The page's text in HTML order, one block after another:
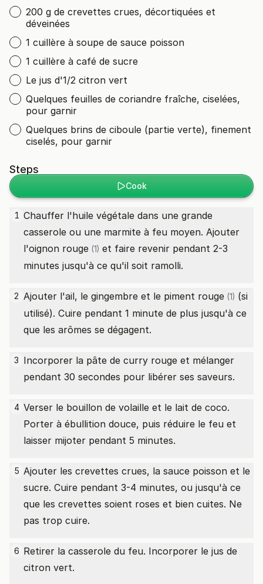
200 g de crevettes crues, décortiquées et
déveinées
1 cuillère à soupe de sauce poisson
1 cuillère à café de sucre
Le jus d'1/2 citron vert
Quelques feuilles de coriandre fraîche, ciselées,
pour garnir
Quelques brins de ciboule (partie verte), finement
ciselés, pour garnir
Steps
Cook
1 Chauffer l'huile végétale dans une grande
casserole ou une marmite à feu moyen. Ajouter
l'oignon rouge (1) et faire revenir pendant 2-3
minutes jusqu'à ce qu'il soit ramolli.
2 Ajouter l'ail, le gingembre et le piment rouge (1) (si
utilisé). Cuire pendant 1 minute de plus jusqu'à ce
que les arômes se dégagent.
3 Incorporer la pâte de curry rouge et mélanger
pendant 30 secondes pour libérer ses saveurs.
4 Verser le bouillon de volaille et le lait de coco.
Porter à ébullition douce, puis réduire le feu et
laisser mijoter pendant 5 minutes.
5 Ajouter les crevettes crues, la sauce poisson et le
sucre. Cuire pendant 3-4 minutes, ou jusqu'à ce
que les crevettes soient roses et bien cuites. Ne
pas trop cuire.
6 Retirer la casserole du feu. Incorporer le jus de
citron vert.